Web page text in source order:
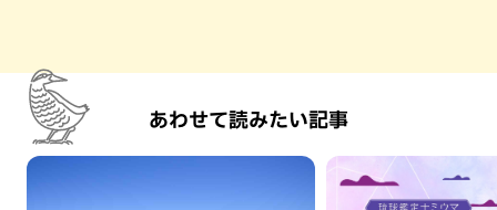
あわせて読みたい記事